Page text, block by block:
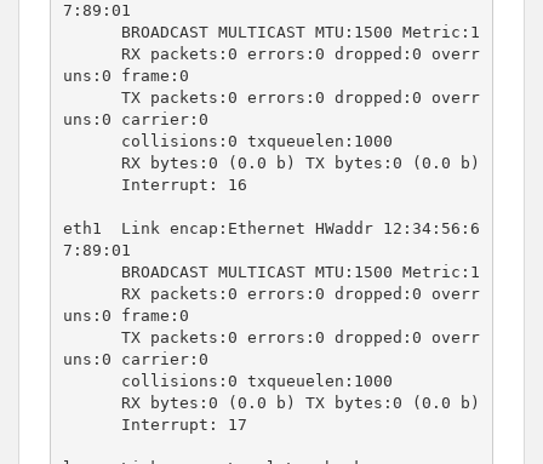
7:89:01
BROADCAST MULTICAST MTU:1500 Metric:1
RX packets:0 errors:0 dropped:0 overr
uns:0 frame:0
TX packets:0 errors:0 dropped:0 overr
uns:0 carrier:0
collisions:0 txqueuelen:1000
RX bytes:0 (0.0 b) TX bytes:0 (0.0 b)
Interrupt: 16
eth1  Link encap:Ethernet HWaddr 12:34:56:6
7:89:01
BROADCAST MULTICAST MTU:1500 Metric:1
RX packets:0 errors:0 dropped:0 overr
uns:0 frame:0
TX packets:0 errors:0 dropped:0 overr
uns:0 carrier:0
collisions:0 txqueuelen:1000
RX bytes:0 (0.0 b) TX bytes:0 (0.0 b)
Interrupt: 17